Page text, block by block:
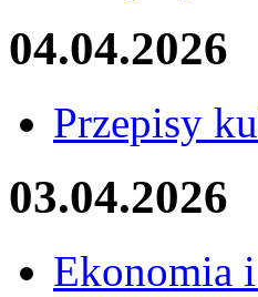
04.04.2026
Przepisy
03.04.2026
Ekonomia